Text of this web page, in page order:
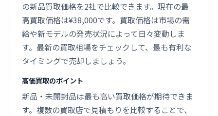
の新品買取価格を2社で比較できます。現在の最
高買取価格は¥38,000です。買取価格は市場の需
給や新モデルの発売状況によって日々変動しま
す。最新の買取相場をチェックして、最も有利な
タイミングで売却しましょう。
高価買取のポイント
新品・未開封品は最も高い買取価格が期待できま
す。複数の買取店で見積もりを比較することで、